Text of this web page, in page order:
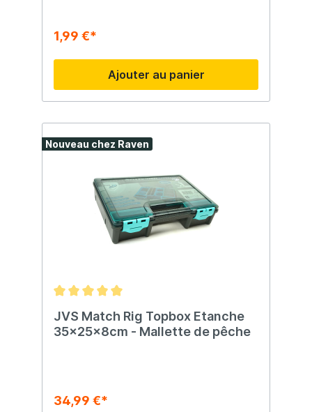
1,99 €*
Ajouter au panier
Nouveau chez Raven
JVS Match Rig Topbox Etanche
35x25x8cm - Mallette de pêche
34,99 €*